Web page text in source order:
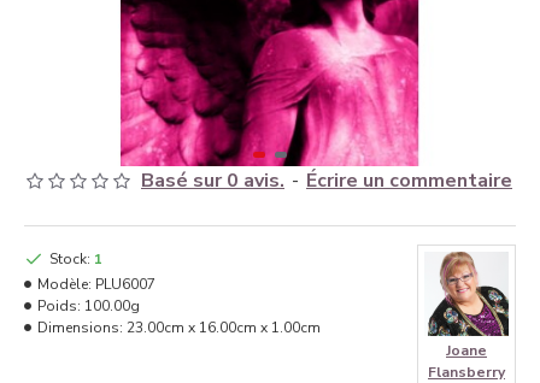
Basé sur 0 avis. - Écrire un commentaire
Stock: 1
Modèle: PLU6007
Poids: 100.00g
Dimensions: 23.00cm x 16.00cm x 1.00cm
Joane
Flansberry